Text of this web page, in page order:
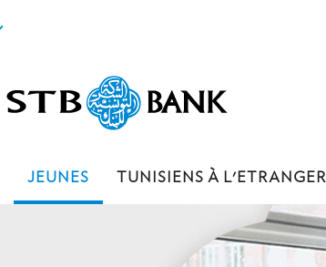
JEUNES TUNISIENS À L'ETRANGER